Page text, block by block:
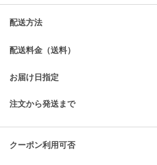
配送方法
配送料金（送料）
お届け日指定
注文から発送まで
クーポン利用可否